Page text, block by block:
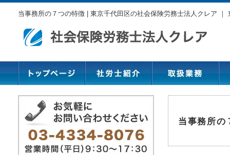
当事務所の７つの特徴 | 東京千代田区の社会保険労務士法人クレア
当事務所の